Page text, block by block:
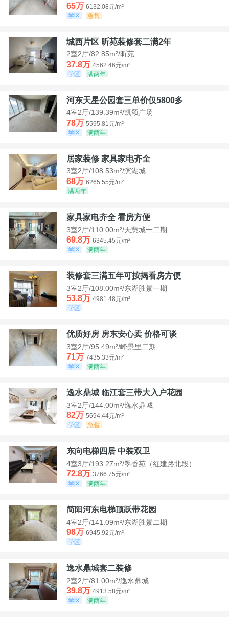
65万 6132.08元/m²
学区
急售
城西片区 昕苑装修套二满2年
2室2厅/82.85m²/昕苑
37.8万 4562.46元/m²
学区
满两年
河东天星公园套三单价仅5800多
4室2厅/139.39m²/凯颂广场
78万 5595.81元/m²
学区
满两年
居家装修 家具家电齐全
3室2厅/108.53m²/滨湖城
68万 6265.55元/m²
满两年
家具家电齐全 看房方便
3室2厅/110.00m²/天慧城一二期
69.8万 6345.45元/m²
学区
满两年
装修套三满五年可按揭看房方便
3室2厅/108.00m²/东湖胜景一期
53.8万 4981.48元/m²
学区
优质好房 房东安心卖 价格可谈
3室2厅/95.49m²/峰景里二期
71万 7435.33元/m²
学区
满两年
逸水鼎城 临江套三带大入户花园
3室2厅/144.00m²/逸水鼎城
82万 5694.44元/m²
学区
急售
东向电梯四居 中装双卫
4室3厅/193.27m²/墨香苑（红建路北段）
72.8万 3766.75元/m²
学区
满两年
简阳河东电梯顶跃带花园
4室2厅/141.09m²/东湖胜景二期
98万 6945.92元/m²
学区
逸水鼎城套二装修
2室2厅/81.00m²/逸水鼎城
39.8万 4913.58元/m²
学区
满两年